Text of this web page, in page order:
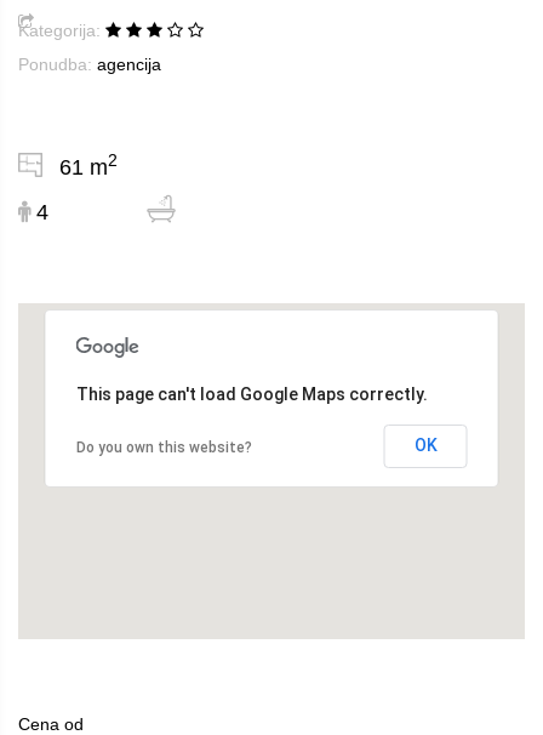
Kategorija:
Ponudba: agencija
61 m2
4
This page can't load Google Maps correctly.
Do you own this website? OK
Cena od